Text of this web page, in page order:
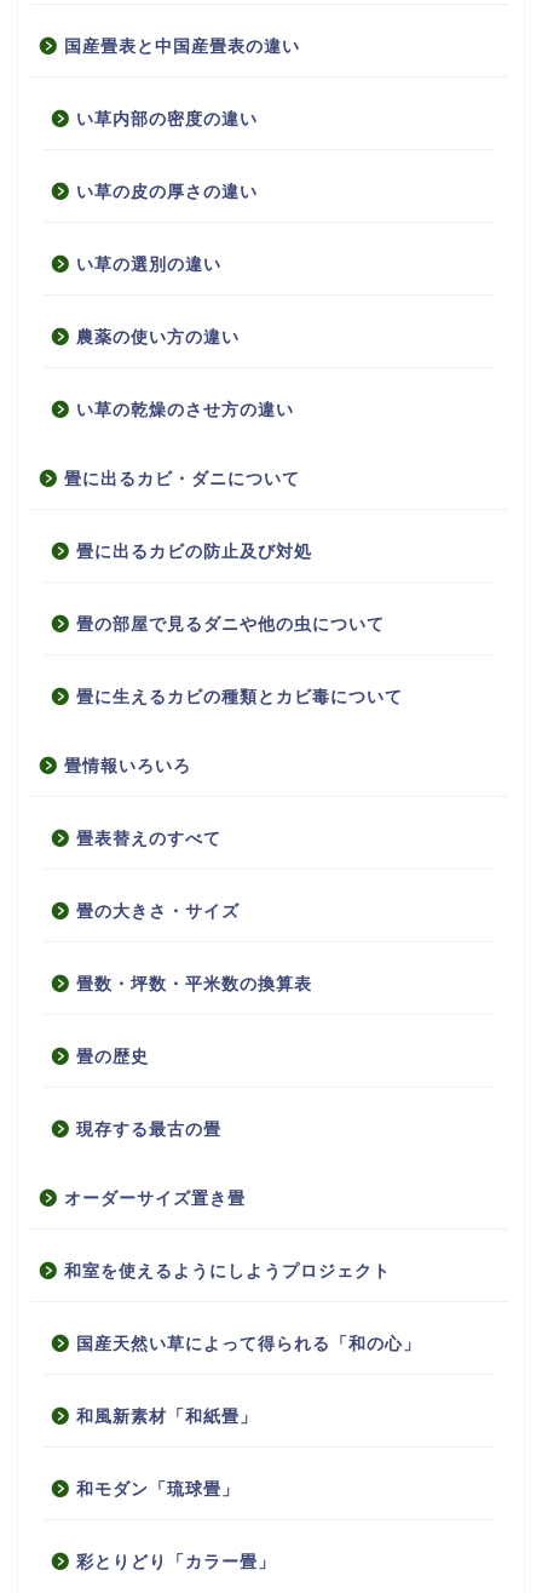
国産畳表と中国産畳表の違い
い草内部の密度の違い
い草の皮の厚さの違い
い草の選別の違い
農薬の使い方の違い
い草の乾燥のさせ方の違い
畳に出るカビ・ダニについて
畳に出るカビの防止及び対処
畳の部屋で見るダニや他の虫について
畳に生えるカビの種類とカビ毒について
畳情報いろいろ
畳表替えのすべて
畳の大きさ・サイズ
畳数・坪数・平米数の換算表
畳の歴史
現存する最古の畳
オーダーサイズ置き畳
和室を使えるようにしようプロジェクト
国産天然い草によって得られる「和の心」
和風新素材「和紙畳」
和モダン「琉球畳」
彩とりどり「カラー畳」